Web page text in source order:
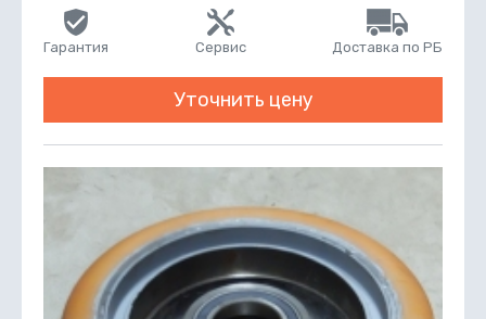
Гарантия Сервис Доставка по РБ
Уточнить цену